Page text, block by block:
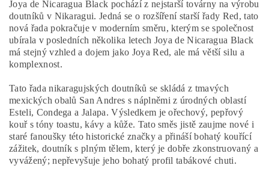
Joya de Nicaragua Black pochází z nejstarší továrny na výrobu
doutníků v Nikaragui. Jedná se o rozšíření starší řady Red, tato
nová řada pokračuje v moderním směru, kterým se společnost
ubírala v posledních několika letech Joya de Nicaragua Black
má stejný vzhled a dojem jako Joya Red, ale má větší silu a
komplexnost.
Tato řada nikaragujských doutníků se skládá z tmavých
mexických obalů San Andres s náplněmi z úrodných oblastí
Esteli, Condega a Jalapa. Výsledkem je ořechový, pepřový
kouř s tóny toastu, kávy a kůže. Tato směs jistě zaujme nové i
staré fanoušky této historické značky a přináší bohatý kouřící
zážitek, doutník s plným tělem, který je dobře zkonstruovaný a
vyvážený; nepřevyšuje jeho bohatý profil tabákové chuti.